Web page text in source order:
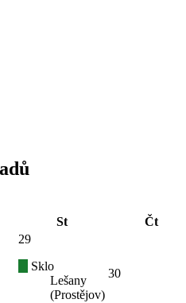
St
Čt
29
Sklo
Lešany
(Prostějov)
30